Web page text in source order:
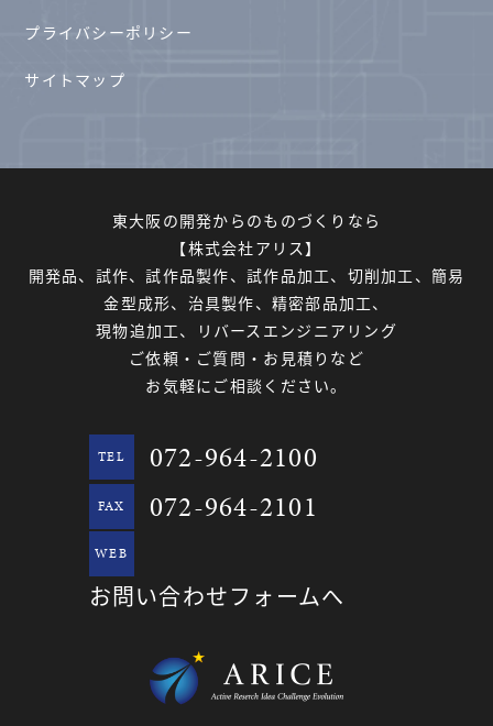
プライバシーポリシー
サイトマップ
東大阪の開発からのものづくりなら
【株式会社アリス】
開発品、試作、試作品製作、試作品加工、切削加工、簡易
金型成形、治具製作、精密部品加工、
現物追加工、リバースエンジニアリング
ご依頼・ご質問・お見積りなど
お気軽にご相談ください。
TEL 072-964-2100
FAX 072-964-2101
WEB
お問い合わせフォームへ